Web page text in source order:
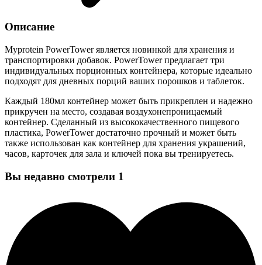
Описание
Myprotein PowerTower является новинкой для хранения и
транспортировки добавок. PowerTower предлагает три
индивидуальных порционных контейнера, которые идеально
подходят для дневных порций ваших порошков и таблеток.
Каждый 180мл контейнер может быть прикреплен и надежно
прикручен на место, создавая воздухонепроницаемый
контейнер. Сделанный из высококачественного пищевого
пластика, PowerTower достаточно прочный и может быть
также использован как контейнер для хранения украшений,
часов, карточек для зала и ключей пока вы тренируетесь.
Вы недавно смотрели 1